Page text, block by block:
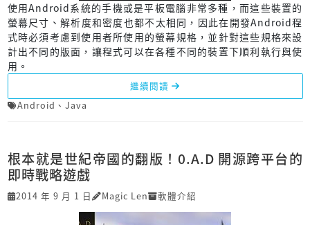
使用Android系統的手機或是平板電腦非常多種，而這些裝置的
螢幕尺寸、解析度和密度也都不太相同，因此在開發Android程
式時必須考慮到使用者所使用的螢幕規格，並針對這些規格來設
計出不同的版面，讓程式可以在各種不同的裝置下順利執行與使
用。
繼續閱讀
Android 、 Java
根本就是世紀帝國的翻版！0.A.D 開源跨平台的
即時戰略遊戲
2014 年 9 月 1 日 Magic Len 軟體介紹